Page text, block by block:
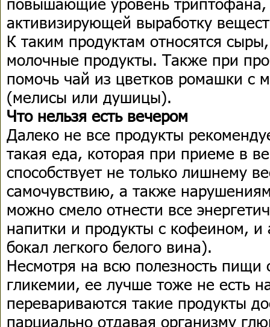
активизирующей выработку
К таким продуктам относятся
молочные продукты. Также при
помочь чай из цветков ромашки с
(мелисы или душицы).
Что нельзя есть вечером
Далеко не все продукты
такая еда, которая при приеме в
способствует не только лишнему
самочувствию, а также
можно смело отнести все
напитки и продукты с кофеином, и
бокал легкого белого вина).
Несмотря на всю полезность пищи
гликемии, ее лучше тоже не есть
перевариваются такие продукты
парциально отдавая организму